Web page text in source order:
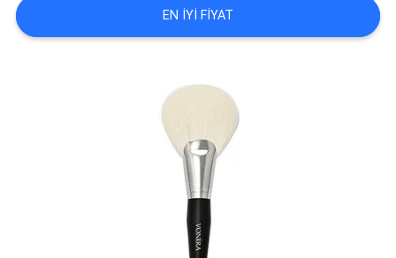
EN IYI FIYAT